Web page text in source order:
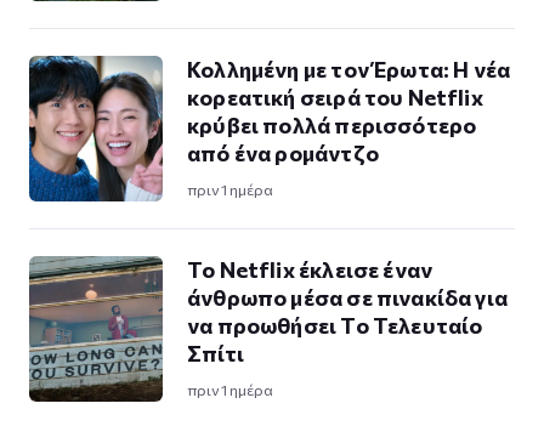
Κολλημένη με τον Έρωτα: Η νέα
κορεατική σειρά του Netflix
κρύβει πολλά περισσότερο
από ένα ρομάντζο
πριν 1 ημέρα
Το Netflix έκλεισε έναν
άνθρωπο μέσα σε πινακίδα για
να προωθήσει Το Τελευταίο
Σπίτι
πριν 1 ημέρα